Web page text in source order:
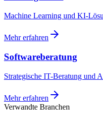
Machine Learning und KI-
Mehr erfahren
Softwareberatung
Strategische IT-Beratung und
Mehr erfahren
Verwandte Branchen